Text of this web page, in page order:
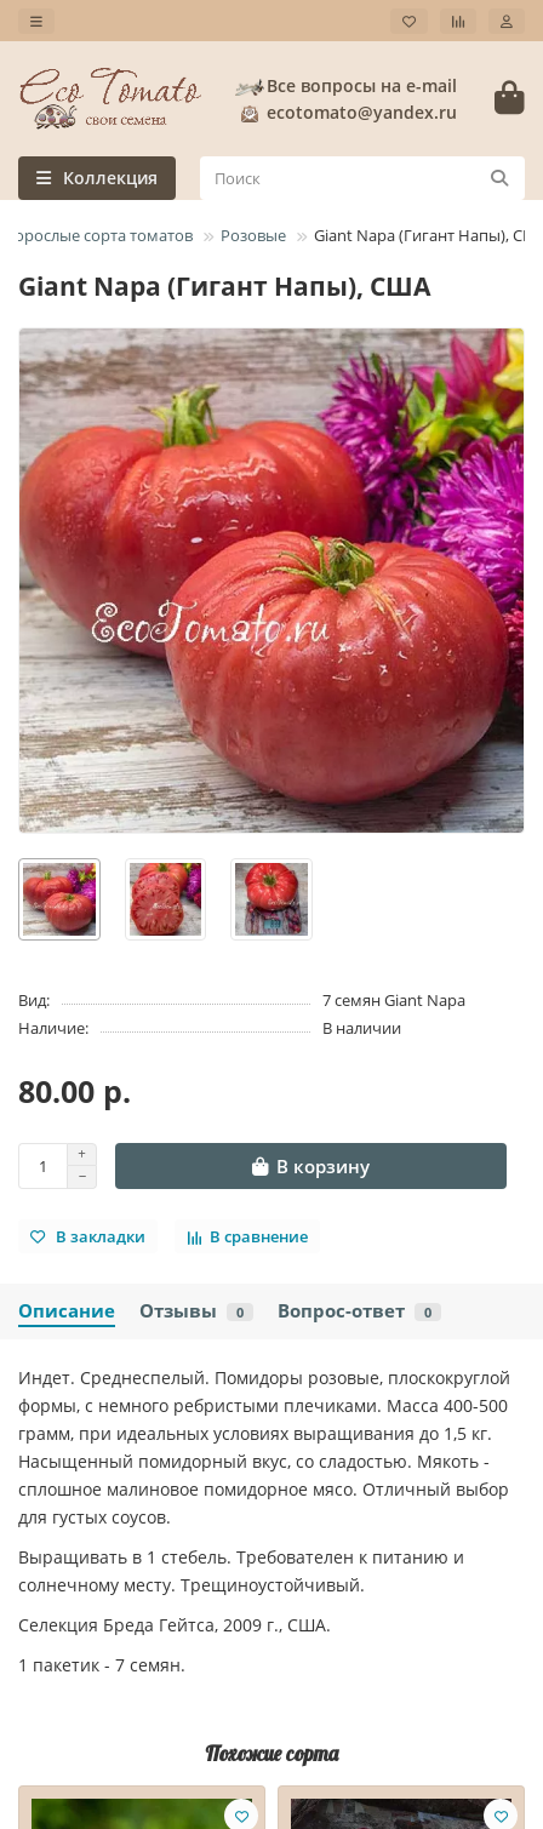
Все вопросы на e-mail
ecotomato@yandex.ru
Коллекция
сорта томатов Розовые Giant Napa (Гигант Напы),
Giant Napa (Гигант Напы), США
Вид:
7 семян Giant Napa
Наличие:
В наличии
80.00 р.
В корзину
В закладки В сравнение
Описание Отзывы 0 Вопрос-ответ 0
Индет. Среднеспелый. Помидоры розовые, плоскокруглой
формы, с немного ребристыми плечиками. Масса 400-500
грамм, при идеальных условиях выращивания до 1,5 кг.
Насыщенный помидорный вкус, со сладостью. Мякоть -
сплошное малиновое помидорное мясо. Отличный выбор
для густых соусов.
Выращивать в 1 стебель. Требователен к питанию и
солнечному месту. Трещиноустойчивый.
Селекция Бреда Гейтса, 2009 г., США.
1 пакетик - 7 семян.
Похожие сорта